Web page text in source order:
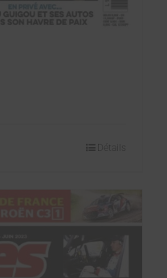
Détails